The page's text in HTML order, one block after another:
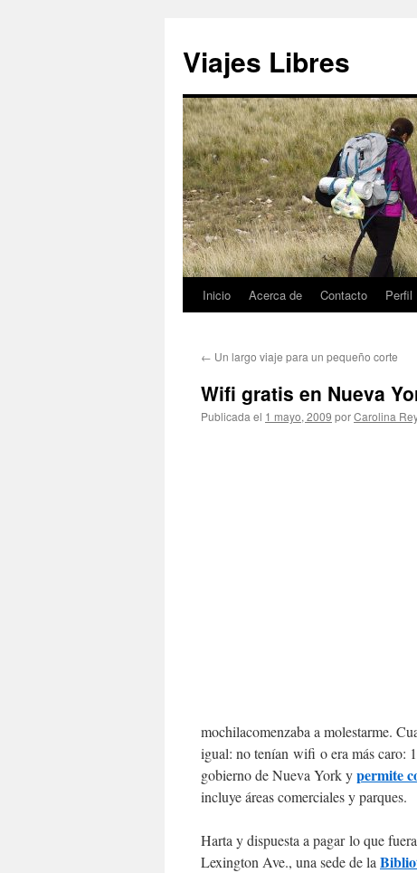
contenido
Viajes Libres
Inicio Acerca de Contacto Perfil
← Un largo viaje para un pequeño corte
Wifi gratis en Nueva
Publicada el 1 mayo, 2009 porCarolina
mochilacomenzaba a molestarme.
igual: no tenían wifi o era más caro:
gobierno de Nueva York ypermite
incluye áreas comerciales y parques.
Harta y dispuesta a pagar lo que
Lexington Ave., una sede de la